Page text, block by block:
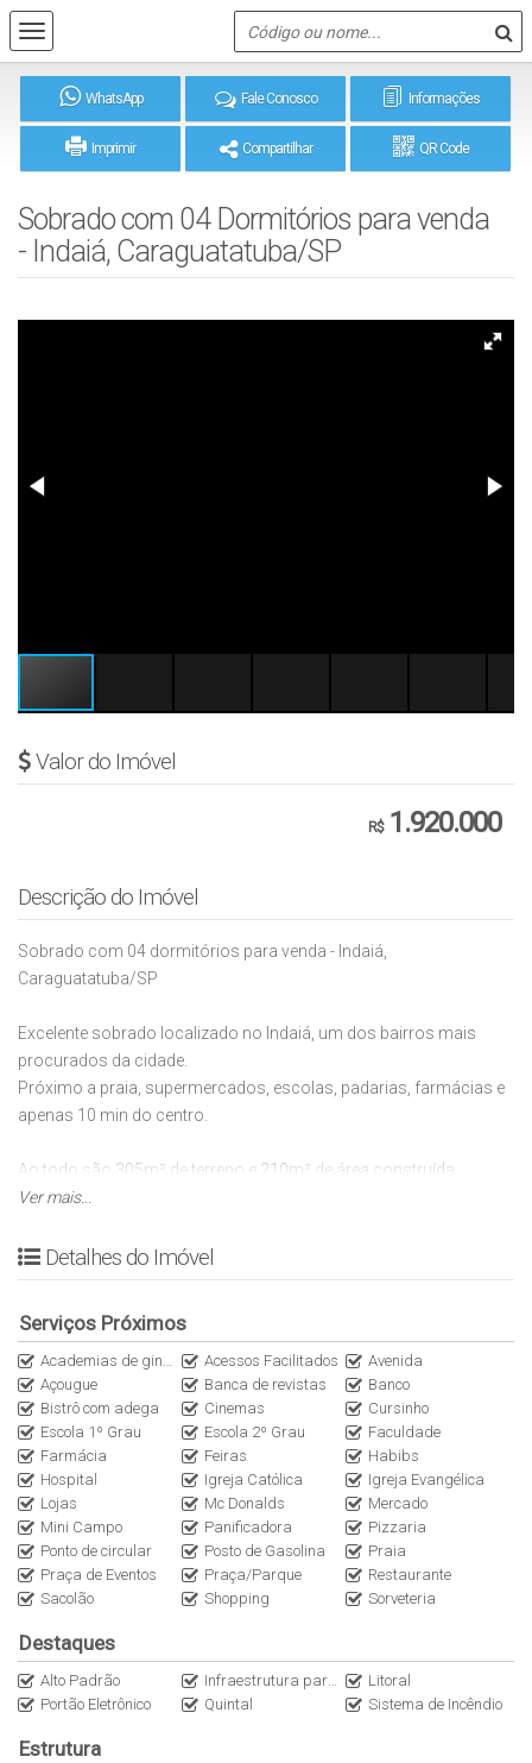
WhatsApp Fale Conosco Informações
Imprimir Compartilhar QR Code
Sobrado com 04 Dormitórios para venda
- Indaiá, Caraguatatuba/SP
Valor do Imóvel
R$1.920.000
Descrição do Imóvel
Sobrado com 04 dormitórios para venda - Indaiá,
Caraguatatuba/SP
Excelente sobrado localizado no Indaiá, um dos bairros mais
procurados da cidade.
Próximo a praia, supermercados, escolas, padarias, farmácias e
apenas 10 min do centro.
Ao todo são 305m² de terreno e 210m² de área construída,
contendo:
04 dormitórios, sendo 03 suítes;
04 banheiros;
Sala de estar e jantar integradas;
Cozinha americana;
Área gourmet ampla com churrasqueira;
Piscina adulto e infantil;
Estrutura pronta para instalação de sauna;
Área de Serviço;
04 vagas de garagem;
Portão automatizado;
Documentação ok. Aceita financiamento bancário.
A disponibilidade e os valores poderão sofrer alterações sem
aviso prévio.
Nos reservamos ao direito de corrigir possíveis erros de
digitação.
Ver mais...
Detalhes do Imóvel
Serviços Próximos
Academias de ginástica Acessos Facilitados
Avenida
Açougue
Banca de revistas
Banco
Bistrô com adega
Cinemas
Cursinho
Escola 1º Grau
Escola 2º Grau
Faculdade
Farmácia
Feiras
Habibs
Hospital
Igreja Católica
Igreja Evangélica
Lojas
Mc Donalds
Mercado
Mini Campo
Panificadora
Pizzaria
Ponto de circular
Posto de Gasolina
Praia
Praça de Eventos
Praça/Parque
Restaurante
Sacolão
Shopping Sorveteria
Destaques
Alto Padrão Infraestrutura para ar-condicionado
Litoral
Portão Eletrônico
Quintal Sistema de Incêndio
Estrutura